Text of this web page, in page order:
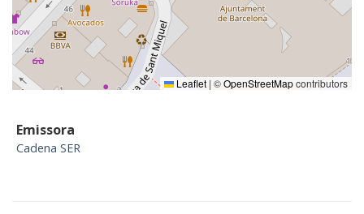
Leaflet | ©OpenStreetMapcontributors
Emissora
Cadena SER